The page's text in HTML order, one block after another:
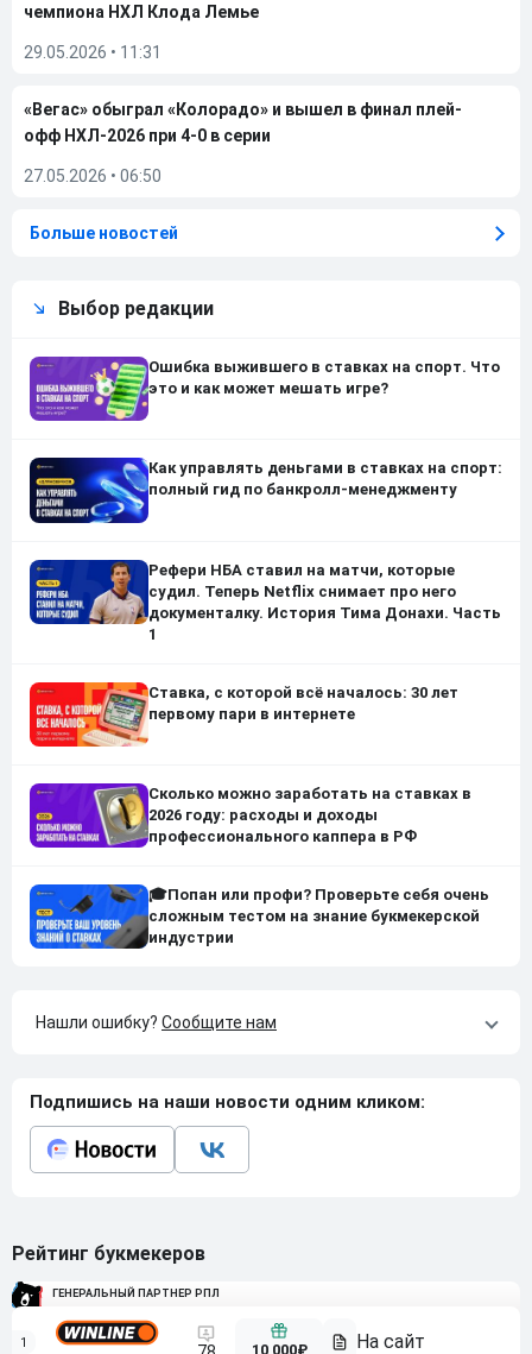
чемпиона НХЛ Клода Лемье
29.05.2026 • 11:31
«Вегас» обыграл «Колорадо» и вышел в финал плей-
офф НХЛ-2026 при 4-0 в серии
27.05.2026 • 06:50
Больше новостей
Выбор редакции
Ошибка выжившего в ставках на спорт. Что
это и как может мешать игре?
Как управлять деньгами в ставках на спорт:
полный гид по банкролл-менеджменту
Рефери НБА ставил на матчи, которые
судил. Теперь Netflix снимает про него
документалку. История Тима Донахи. Часть
1
Ставка, с которой всё началось: 30 лет
первому пари в интернете
Сколько можно заработать на ставках в
2026 году: расходы и доходы
профессионального каппера в РФ
🎓Попан или профи? Проверьте себя очень
сложным тестом на знание букмекерской
индустрии
Нашли ошибку? Сообщите нам
Подпишись на наши новости одним кликом:
Рейтинг букмекеров
ГЕНЕРАЛЬНЫЙ ПАРТНЕР РПЛ
1 10 000₽